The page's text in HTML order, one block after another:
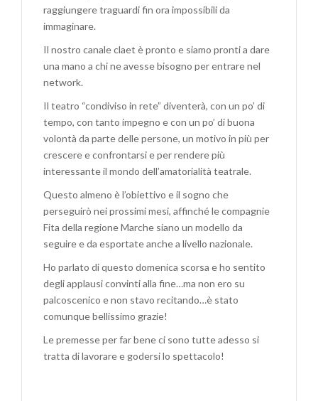
raggiungere traguardi fin ora impossibili da
immaginare.
Il nostro canale claet è pronto e siamo pronti a dare
una mano a chi ne avesse bisogno per entrare nel
network.
Il teatro “condiviso in rete” diventerà, con un po’ di
tempo, con tanto impegno e con un po’ di buona
volontà da parte delle persone, un motivo in più per
crescere e confrontarsi e per rendere più
interessante il mondo dell’amatorialità teatrale.
Questo almeno è l’obiettivo e il sogno che
perseguirò nei prossimi mesi, affinché le compagnie
Fita della regione Marche siano un modello da
seguire e da esportate anche a livello nazionale.
Ho parlato di questo domenica scorsa e ho sentito
degli applausi convinti alla fine…ma non ero su
palcoscenico e non stavo recitando…è stato
comunque bellissimo grazie!
Le premesse per far bene ci sono tutte adesso si
tratta di lavorare e godersi lo spettacolo!